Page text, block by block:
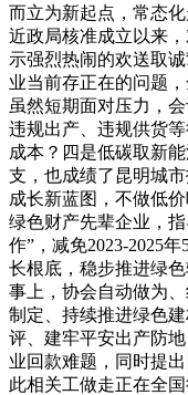
而立为新起点，常态
近政局核准成立以来
示强烈热闹的欢送取
业当前存正在的问题
虽然短期面对压力，
违规出产、违规供货
成本？四是低碳取新
支，也成绩了昆明城
成长新蓝图，不做低
绿色财产先辈企业，
作”，减免2023-2025
长根底，稳步推进绿
事上，协会自动做为
制定、持续推进绿色
评、建牢平安出产防
业回款难题，同时提
此相关工做走正在全